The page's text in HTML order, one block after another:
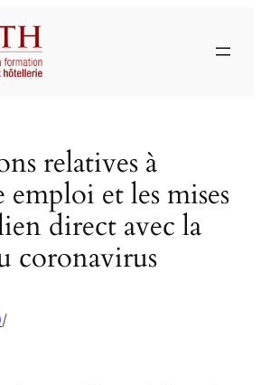
relatives à
emploi et les mises
direct avec la
coronavirus
/